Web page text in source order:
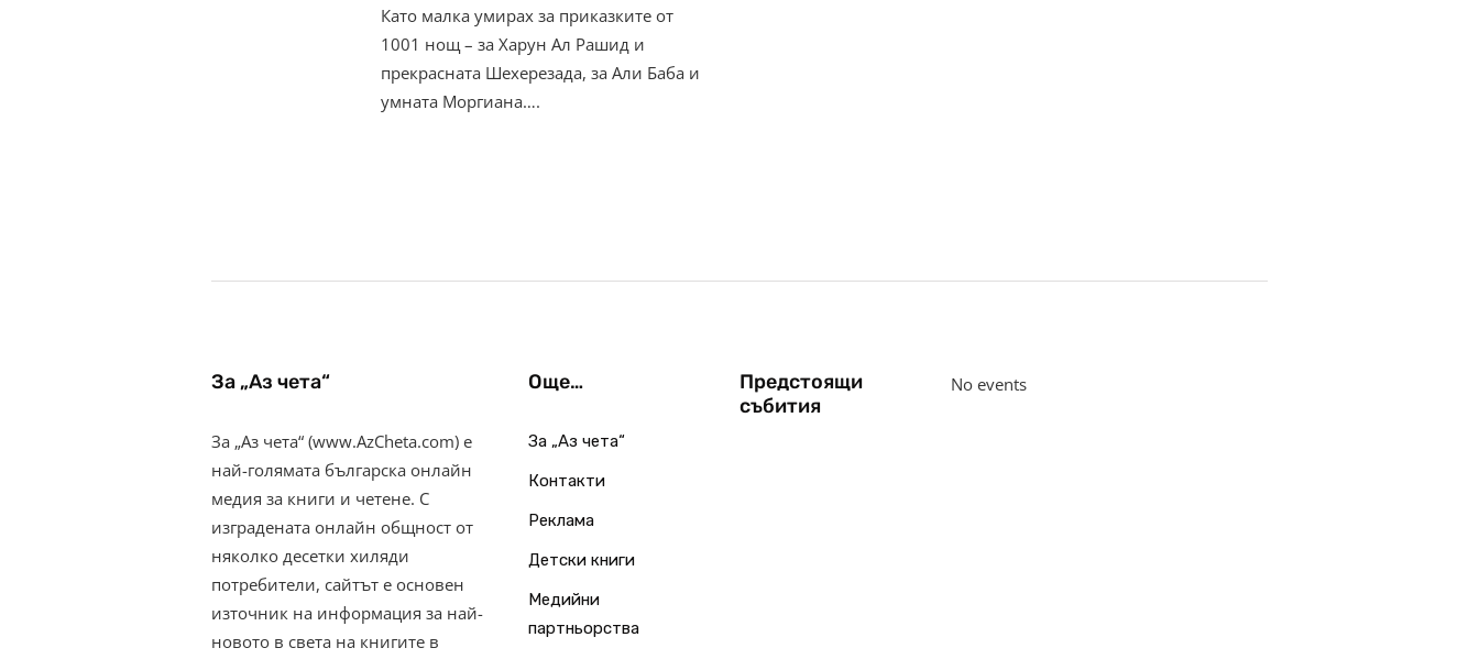
Като малка умирах за приказките от
1001 нощ – за Харун Ал Рашид и
прекрасната Шехерезада, за Али Баба и
умната Моргиана….
За „Аз чета“
За „Аз чета“ (www.AzCheta.com) е
най-голямата българска онлайн
медия за книги и четене. С
изградената онлайн общност от
няколко десетки хиляди
потребители, сайтът е основен
източник на информация за най-
новото в света на книгите в
Още…
За „Аз чета“
Контакти
Реклама
Детски книги
Медийни
партньорства
Предстоящи
събития
No events